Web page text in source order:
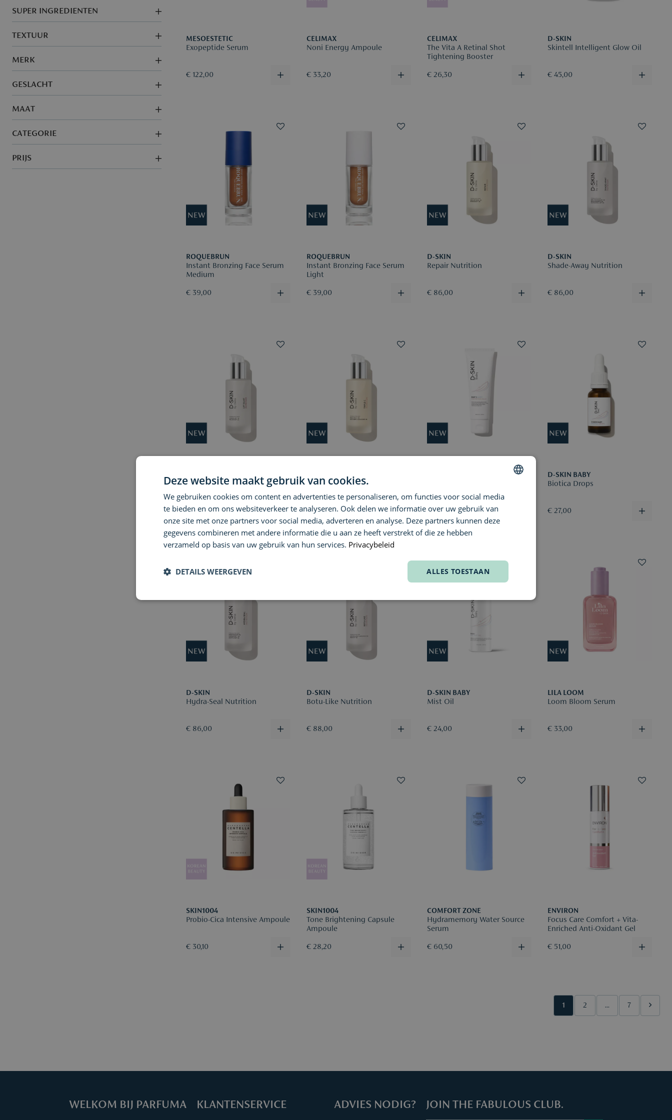
SUPER INGREDIENTEN
TEXTUUR
MERK
GESLACHT
MAAT
CATEGORIE
PRIJS
MESOESTETIC
Exopeptide Serum
€ 122,00
CELIMAX
Noni Energy Ampoule
€ 33,20
CELIMAX
The Vita A Retinal Shot
Tightening Booster
€ 26,30
D-SKIN
Skintell Intelligent Glow Oil
€ 45,00
ROQUEBRUN
Instant Bronzing Face Serum
Medium
€ 39,00
ROQUEBRUN
Instant Bronzing Face Serum
Light
€ 39,00
D-SKIN
Repair Nutrition
€ 86,00
D-SKIN
Shade-Away Nutrition
€ 86,00
D-SKIN
Lift-Elast Nutrition
€ 86,00
Triple C Nutrition
€ 86,00 Vanaf € 24,00
D-SKIN BABY
Biotica Drops
€ 27,00
D-SKIN
Hydra-Seal Nutrition
€ 86,00
D-SKIN
Botu-Like Nutrition
€ 88,00
D-SKIN BABY
Mist Oil
€ 24,00
LILA LOOM
Loom Bloom Serum
€ 33,00
SKIN1004
Probio-Cica Intensive Ampoule
€ 30,10
SKIN1004
Tone Brightening Capsule
Ampoule
€ 28,20
COMFORT ZONE
Hydramemory Water Source
Serum
€ 60,50
ENVIRON
Focus Care Comfort + Vita-
Enriched Anti-Oxidant Gel
€ 51,00
1 2 ... 7
WELKOM BIJ PARFUMA KLANTENSERVICE ADVIES NODIG? JOIN THE FABULOUS CLUB.
DUTCH
ENGLISH
Deze website maakt gebruik van cookies.
We gebruiken cookies om content en advertenties te personaliseren, om functies voor social media
te bieden en om ons websiteverkeer te analyseren. Ook delen we informatie over uw gebruik van
onze site met onze partners voor social media, adverteren en analyse. Deze partners kunnen deze
gegevens combineren met andere informatie die u aan ze heeft verstrekt of die ze hebben
verzameld op basis van uw gebruik van hun services. Privacybeleid
ALLES TOESTAAN
DETAILS WEERGEVEN